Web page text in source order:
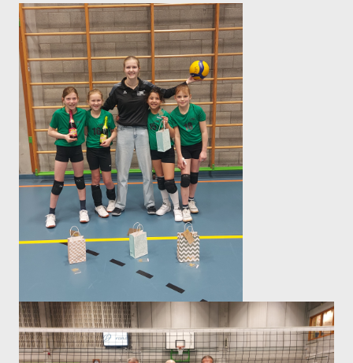
Jongens U15
Meisjes U15-A
Meisjes U15-B
Jongens U17
Meisjes U17-A
Meisjes U17-B
Dames
Dames A
Dames B
Dames C
Dames D